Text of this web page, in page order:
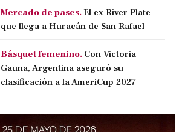
Mercado de pases. El ex River Plate
que llega a Huracán de San Rafael
Básquet femenino. Con Victoria
Gauna, Argentina aseguró su
clasificación a la AmeriCup 2027